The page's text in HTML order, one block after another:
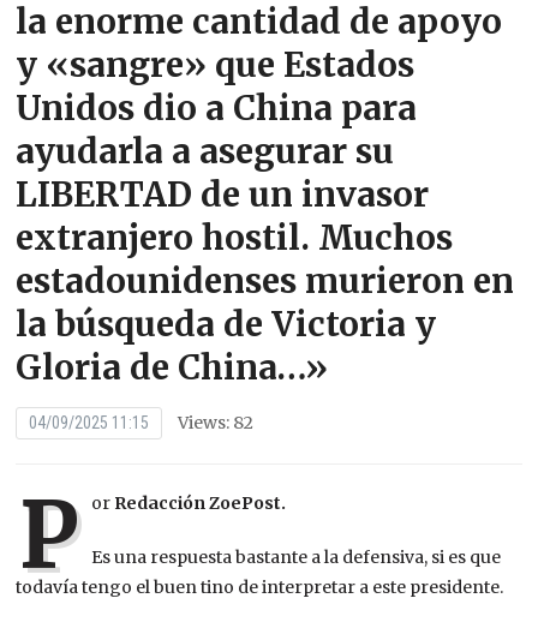
la enorme cantidad de apoyo
y «sangre» que Estados
Unidos dio a China para
ayudarla a asegurar su
LIBERTAD de un invasor
extranjero hostil. Muchos
estadounidenses murieron en
la búsqueda de Victoria y
Gloria de China…»
04/09/2025 11:15 Views: 82
P or Redacción ZoePost.
Es una respuesta bastante a la defensiva, si es que
todavía tengo el buen tino de interpretar a este presidente.